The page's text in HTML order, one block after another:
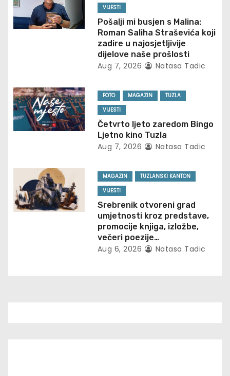
v
i
t
i
n
VIJESTI
Pošalji mi busjen s Malina:
Roman Saliha Straševića koji
zadire u najosjetljivije
dijelove naše prošlosti
Aug 7, 2026 Natasa Tadic
FOTO MAGAZIN
TUZLA
VIJESTI
Četvrto ljeto zaredom Bingo
Ljetno kino Tuzla
Aug 7, 2026 Natasa Tadic
MAGAZIN
TUZLANSKI KANTON
VIJESTI
Srebrenik otvoreni grad
umjetnosti kroz predstave,
promocije knjiga, izložbe,
večeri poezije…
Aug 6, 2026 Natasa Tadic